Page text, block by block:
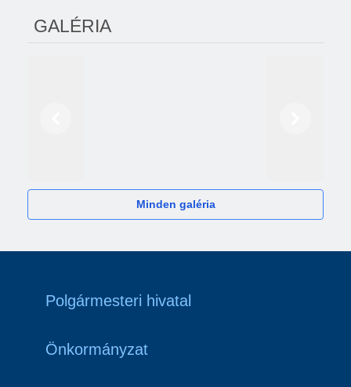
GALÉRIA
Minden galéria
Polgármesteri hivatal
Önkormányzat